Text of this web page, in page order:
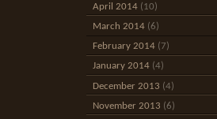
April 2014(10)
March 2014(6)
February 2014(7)
January 2014(4)
December 2013 (4)
November 2013 (6)